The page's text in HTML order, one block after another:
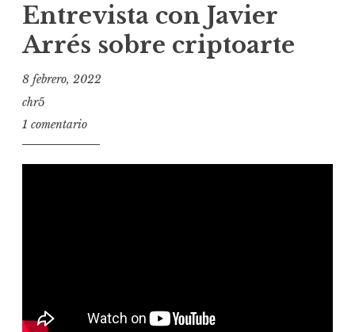
Entrevista con Javier
Arrés sobre criptoarte
8 febrero, 2022
chr5
1 comentario